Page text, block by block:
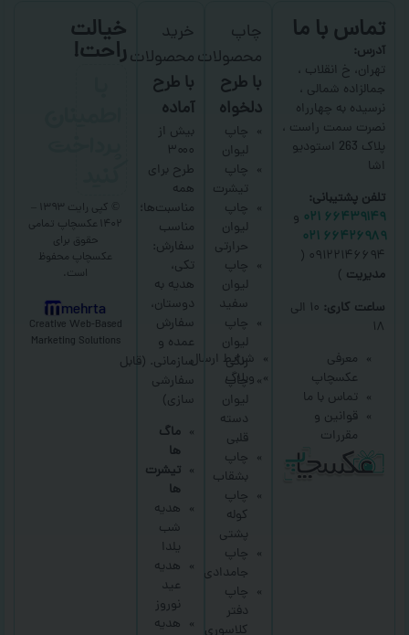
تماس با ما
آدرس:
تهران، خ انقلاب ،
جمالزاده شمالی ،
نرسیده به چهارراه
نصرت سمت راست ،
پلاک 263 استودیو
اشا
تلفن پشتیبانی:
۶۶۴۳۹۱۴۹ ۰۲۱
و
۶۶۴۲۶۹۸۹ ۰۲۱
۰۹۱۲۲۱۴۶۶۹۴ (
مدیریت )
ساعت کاری:
۱۰ الی
۱۸
معرفی
عکسچاپ
تماس با ما
قوانین و
مقررات
شرایط ارسال
وبلاگ
چاپ
محصولات
با طرح
دلخواه
چاپ
لیوان
چاپ
تیشرت
چاپ
لیوان
حرارتی
چاپ
لیوان
سفید
چاپ
لیوان
رنگی
چاپ
لیوان
دسته
قلبی
چاپ
بشقاب
چاپ
کوله
پشتی
چاپ
جامدادی
چاپ
دفتر
کلاسوری
خرید
محصولات
با طرح
آماده
بیش از
۳۰۰۰
طرح برای
همه
مناسبت‌ها؛
مناسب
سفارش:
تکی،
هدیه به
دوستان،
سفارش
عمده و
سازمانی. (قابل
سفارشی
سازی)
ماگ
ها
تیشرت
ها
هدیه
شب
یلدا
هدیه
عید
نوروز
هدیه
خیالت
راحت!
۱۴۰۲ عکسچاپ
تمامی
حقوق برای
عکسچاپ محفوظ
است.
mehrta
Creative Web-Based
Marketing Solutions